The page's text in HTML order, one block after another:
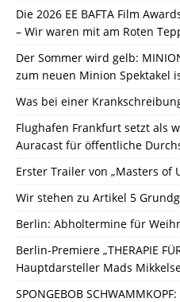
Die 2026 EE BAFTA Film
– Wir waren mit am Roten
Der Sommer wird gelb:
zum neuen Minion Spektakel
Was bei einer
Flughafen Frankfurt setzt als
Auracast für öffentliche
Erster Trailer von „Masters of
Wir stehen zu Artikel 5
Berlin: Abholtermine für
Berlin-Premiere „THERAPIE
Hauptdarsteller Mads
SPONGEBOB